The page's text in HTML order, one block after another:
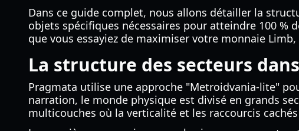
Dans ce guide complet, nous allons détailler la
objets spécifiques nécessaires pour atteindre 100 %
que vous essayiez de maximiser votre monnaie
La structure des secteurs
Pragmata utilise une approche "Metroidvania-lite"
narration, le monde physique est divisé en grands
multicouches où la verticalité et les raccourcis